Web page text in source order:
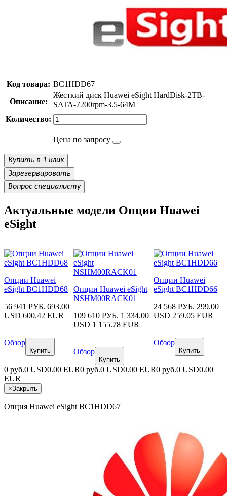
Код товара: BC1HDD67
Описание:
Жесткий диск Huawei eSight HardDisk-2TB-
SATA-7200rpm-3.5-64M
Количество:
Цена по запросу
Купить в 1 клик
Зарезервировать
Вопрос специалисту
Актуальные модели Опции Huawei
eSight
Опции Huawei
eSight BC1HDD68
56 941 РУБ. 693.00
USD 600.42 EUR
Обзор
Купить
Опции Huawei eSight
NSHM00RACK01
109 610 РУБ. 1 334.00
USD 1 155.78 EUR
Обзор
Купить
Опции Huawei
eSight BC1HDD66
24 568 РУБ. 299.00
USD 259.05 EUR
Обзор
Купить
0 руб.0 USD0.00 EUR0 руб.0 USD0.00 EUR0 руб.0 USD0.00
EUR
×Закрыть
Опция Huawei eSight BC1HDD67